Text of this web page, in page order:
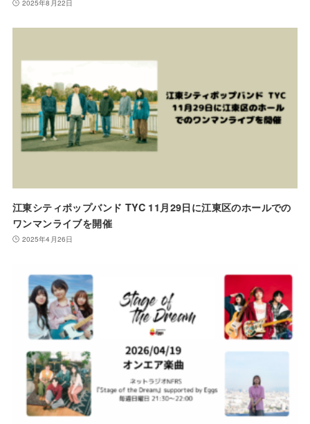
2025年8月22日
江東シティポップバンド TYC 11月29日に江東区のホールでの
ワンマンライブを開催
2025年4月26日